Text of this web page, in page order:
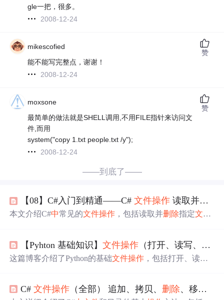
gle一把，很多。
2008-12-24
mikescofied
能不能写完整点，谢谢！
2008-12-24
赞
moxsone
最简单的做法就是SHELL调用,不用FILE指针来访问文
件,而用
system("copy 1.txt people.txt /y");
2008-12-24
赞
——到底了——
【08】C#入门到精通——C#文件操作 读取并删除
本文介绍C#中常见的文件操作 ，包括读取并删除指定文件
【Pyhton 基础知识】文件操作 （打开、读写、关闭、备份）、os
这篇博客介绍了Python的基础文件操作 ，包括打开、读
模块的使用，详细解析了 文件操作
的重要性和具体实现方
C#文件操作 （全部） 追加、拷贝、删除、移动